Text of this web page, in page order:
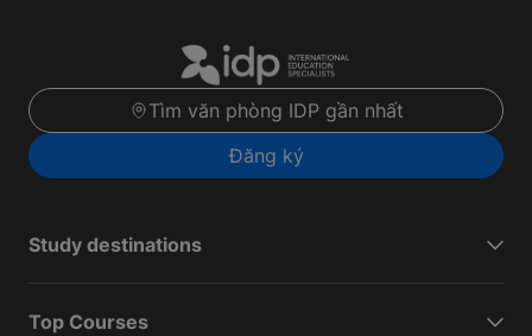
Tìm văn phòng IDP gần nhất
Đăng ký
Study destinations
Top Courses